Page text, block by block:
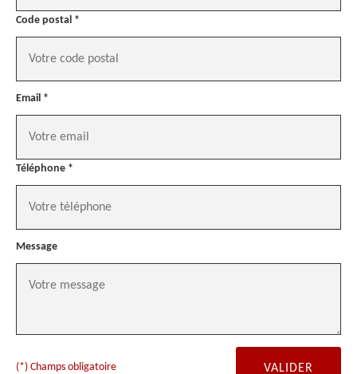
Code postal *
Email *
Téléphone *
Message
(*) Champs obligatoire